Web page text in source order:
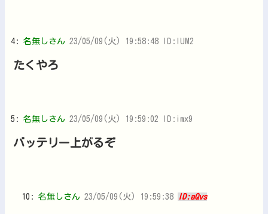
4: 名無しさん 23/05/09(火) 19:58:48 ID:IUM2
たくやろ
5: 名無しさん 23/05/09(火) 19:59:02 ID:imx9
バッテリー上がるぞ
10: 名無しさん 23/05/09(火) 19:59:38 ID:aQvs